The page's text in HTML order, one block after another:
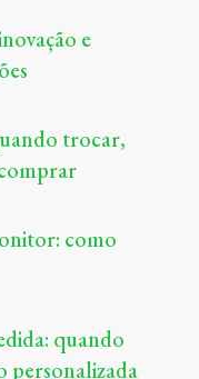
e
trocar,
como
quando
personalizada